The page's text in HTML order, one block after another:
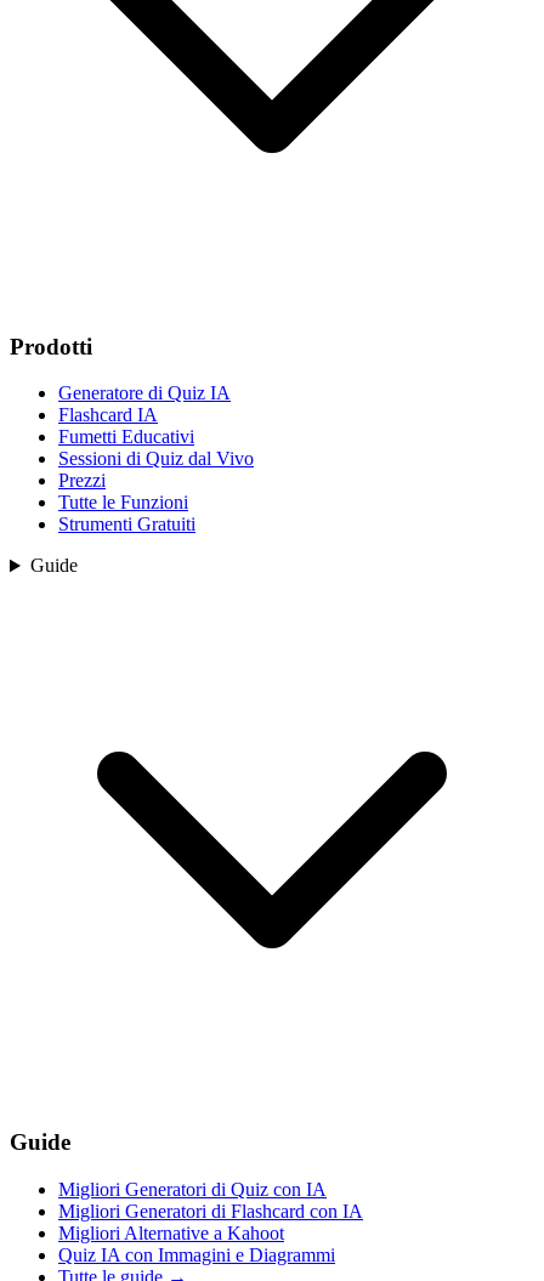
Prodotti
Generatore di Quiz IA
Flashcard IA
Fumetti Educativi
Sessioni di Quiz dal Vivo
Prezzi
Tutte le Funzioni
Strumenti Gratuiti
Guide
Guide
Migliori Generatori di Quiz con IA
Migliori Generatori di Flashcard con IA
Migliori Alternative a Kahoot
Quiz IA con Immagini e Diagrammi
Tutte le guide →